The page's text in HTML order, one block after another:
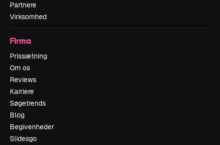
Partnere
Virksomhed
Firma
Prissætning
Om os
Reviews
Karriere
Søgetrends
Blog
Begivenheder
Slidesgo